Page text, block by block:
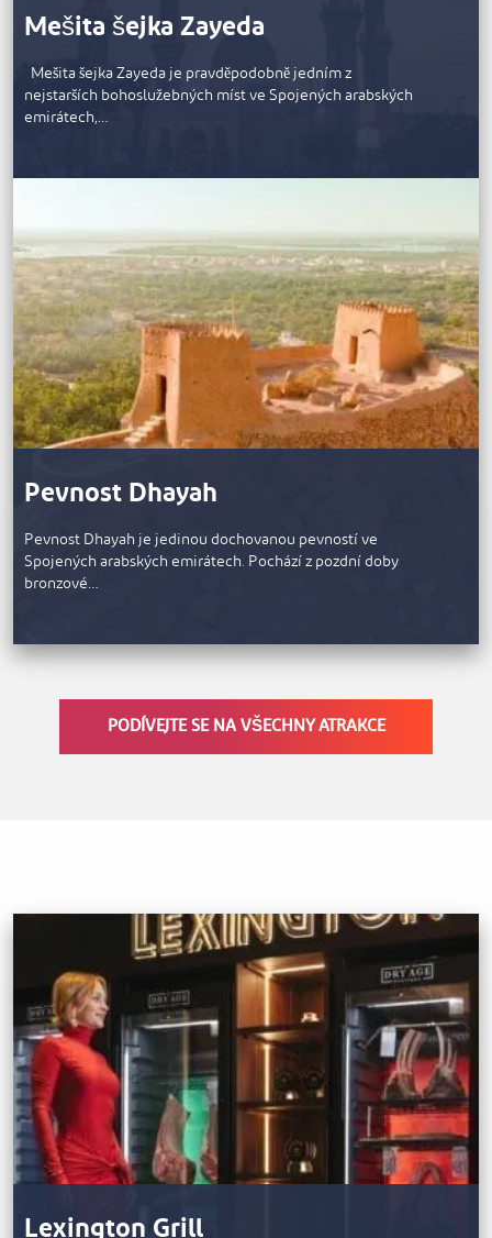
Mešita šejka Zayeda
Mešita šejka Zayeda je pravděpodobně jedním z
nejstarších bohoslužebných míst ve Spojených arabských
emirátech,…
Pevnost Dhayah
Pevnost Dhayah je jedinou dochovanou pevností ve
Spojených arabských emirátech. Pochází z pozdní doby
bronzové…
PODÍVEJTE SE NA VŠECHNY ATRAKCE